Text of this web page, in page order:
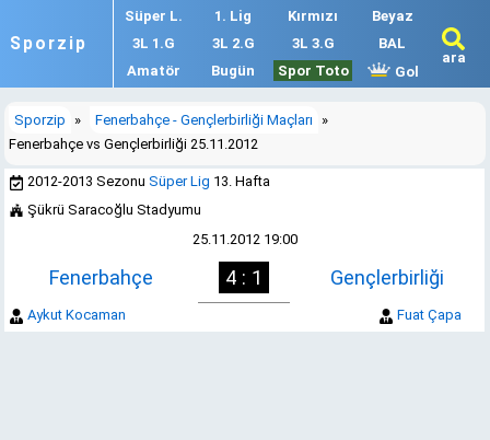
Sporzip
Süper L. 1. Lig Kırmızı
Beyaz
3L 1.G
3L 2.G 3L 3.G
BAL
Amatör
Bugün Spor Toto Gol
ara
Sporzip » Fenerbahçe - Gençlerbirliği Maçları
»
Fenerbahçe vs Gençlerbirliği 25.11.2012
2012-2013 SezonuSüper Lig 13. Hafta
Şükrü Saracoğlu Stadyumu
25.11.2012 19:00
Fenerbahçe 4 : 1 Gençlerbirliği
Aykut Kocaman Fuat Çapa